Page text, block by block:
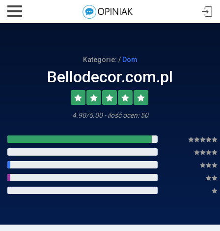
Kategorie: / Dom
Bellodecor.com.pl
4.90/5.00 - ilość ocen: 50